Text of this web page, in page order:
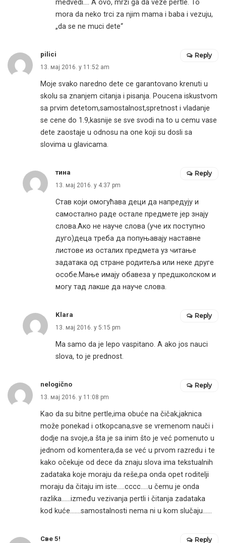
medvedi…. A ovo, mrzi ga da veze pertle. To
mora da neko trci za njim mama i baba i vezuju,
„da se ne muci dete“
pilici
13. мај 2016. у 11:52 am
Moje svako naredno dete ce garantovano krenuti u
skolu sa znanjem citanja i pisanja. Poucena iskustvom
sa prvim detetom,samostalnost,spretnost i vladanje
se cene do 1.9,kasnije se sve svodi na to u cemu vase
dete zaostaje u odnosu na one koji su dosli sa
slovima u glavicama.
Reply
тина
13. мај 2016. у 4:37 pm
Став који омогућава деци да напредују и
самостално раде остале предмете јер знају
слова.Ако не науче слова (уче их поступно
дуго)деца треба да попуњавају наставне
листове из осталих предмета уз читање
задатака од стране родитеља или неке друге
особе.Мање имају обавеза у предшколском и
могу тад лакше да науче слова.
Reply
Klara
13. мај 2016. у 5:15 pm
Ma samo da je lepo vaspitano. A ako jos nauci
slova, to je prednost.
Reply
nelogično
13. мај 2016. у 11:08 pm
Kao da su bitne pertle,ima obuće na čičak,jaknica
može ponekad i otkopcana,sve se vremenom nauči i
dodje na svoje,a šta je sa inim što je već pomenuto u
jednom od komentera,da se već u prvom razredu i te
kako očekuje od dece da znaju slova ima tekstualnih
zadataka koje moraju da reše,pa onda opet roditelji
moraju da čitaju im iste…..cccc…..u čemu je onda
razlika……između vezivanja pertli i čitanja zadataka
kod kuće…….samostalnosti nema ni u kom slučaju……
Reply
Све 5! Reply